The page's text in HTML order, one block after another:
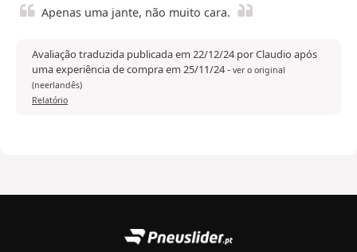
Apenas uma jante, não muito cara.
Avaliação traduzida publicada em 22/12/24 por Claudio após
uma experiência de compra em 25/11/24- ver o original
(neerlandês)
Relatório